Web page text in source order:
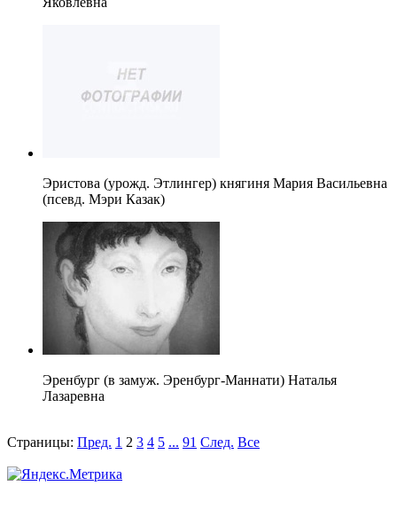
Эристова (урожд. Этлингер) княгиня Мария Васильевна
(псевд. Мэри Казак)
Эренбург (в замуж. Эренбург-Маннати) Наталья
Лазаревна
Страницы: Пред. 1 2 3 4 5 ... 91 След. Все